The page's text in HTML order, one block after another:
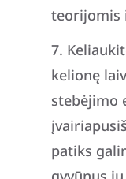
teorijomis
kelionę
stebėjimo
patiks